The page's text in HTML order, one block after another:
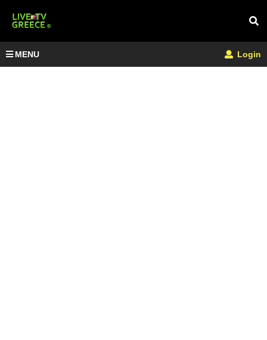
MENU Login